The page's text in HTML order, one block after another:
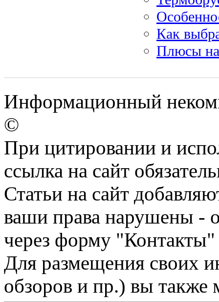
Как
Плюсы
Информационный
©
При цитировании и
ссылка на сайт
Статьи на сайт
ваши права нарушены -
через форму "Контакты"
Для размещения своих
обзоров и пр.) вы также